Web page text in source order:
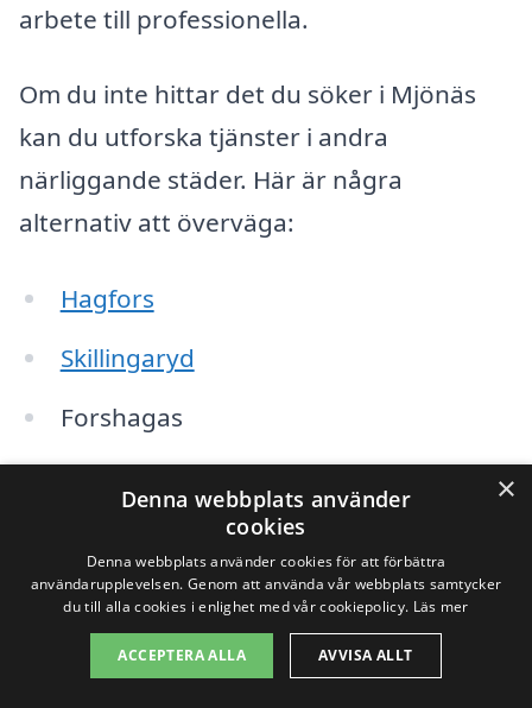
arbete till professionella.
Om du inte hittar det du söker i Mjönäs
kan du utforska tjänster i andra
närliggande städer. Här är några
alternativ att överväga:
Hagfors
Skillingaryd
Forshagas
Deje
Sunne
Arvika
×
Denna webbplats använder
cookies
Denna webbplats använder cookies för att förbättra
användarupplevelsen. Genom att använda vår webbplats samtycker
du till alla cookies i enlighet med vår cookiepolicy. Läs mer
ACCEPTERA ALLA AVVISA ALLT